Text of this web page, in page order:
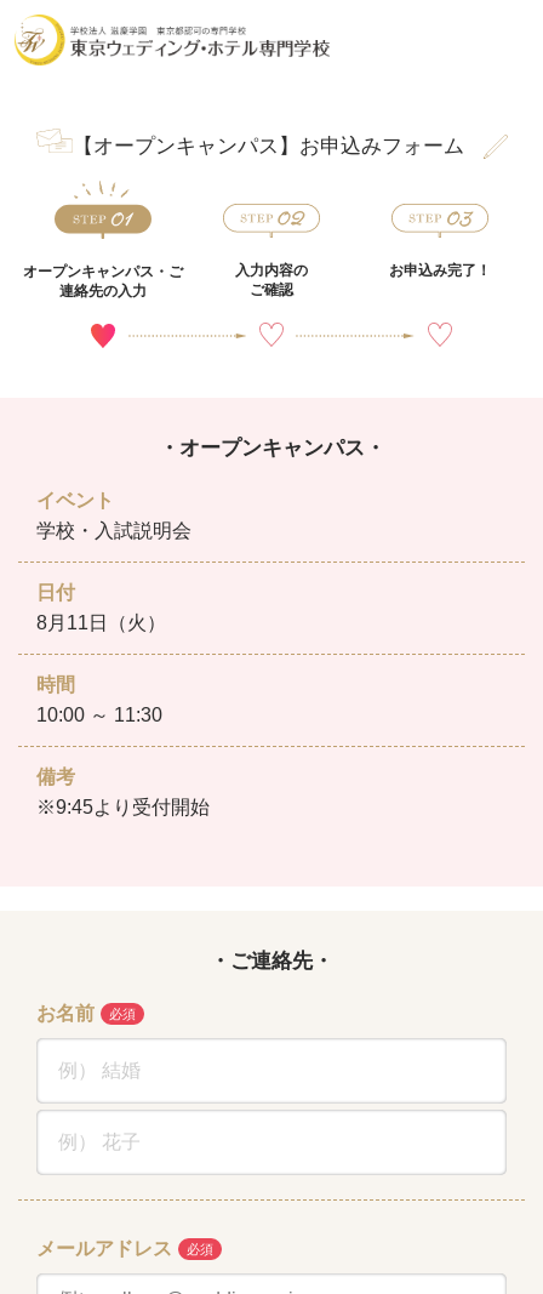
【オープンキャンパス】お申込みフォーム
オープンキャンパス・ ご
連絡先の入力
入力内容の
ご確認
お申込み完了！
・オープンキャンパス・
イベント
学校・入試説明会
日付
8月11日（火）
時間
10:00 ～ 11:30
備考
※9:45より受付開始
・ご連絡先・
お名前
メールアドレス